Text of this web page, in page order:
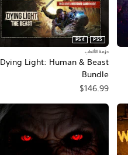
Dying Light: Human & Beast
Bundle
PS5
PS4
حزمة الألعاب
$146.99